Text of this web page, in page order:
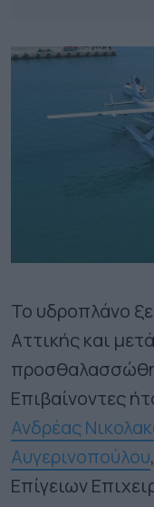
Το υδροπλάνο
Αττικής και
Επιβαίνοντες
Ανδρέας
Αυγερινοπούλου
Επίγειων